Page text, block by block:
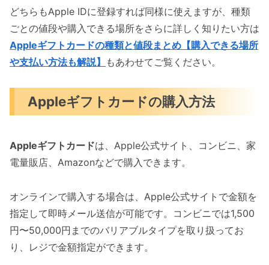
どちらもApple IDに登録すれば同様に使えますが、種類
ごとの値段や購入できる場所をさらに詳しく知りたい方は
Appleギフトカードの種類と値段まとめ【購入できる場所
や支払い方法も解説】
もあわせてご覧ください。
Appleギフトカードの購入方法
Appleギフトカードは、Apple公式サイト、コンビニ、家
電量販店、Amazonなどで購入できます。
オンラインで購入する場合は、Apple公式サイトで金額を
指定して即時メール送信が可能です。コンビニでは1,500
円〜50,000円までのバリアブルタイプを取り扱ってお
り、レジで金額指定ができます。